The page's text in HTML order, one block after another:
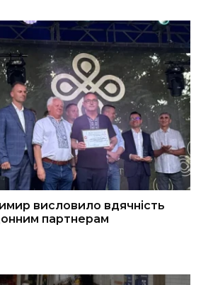
висловило вдячність
партнерам